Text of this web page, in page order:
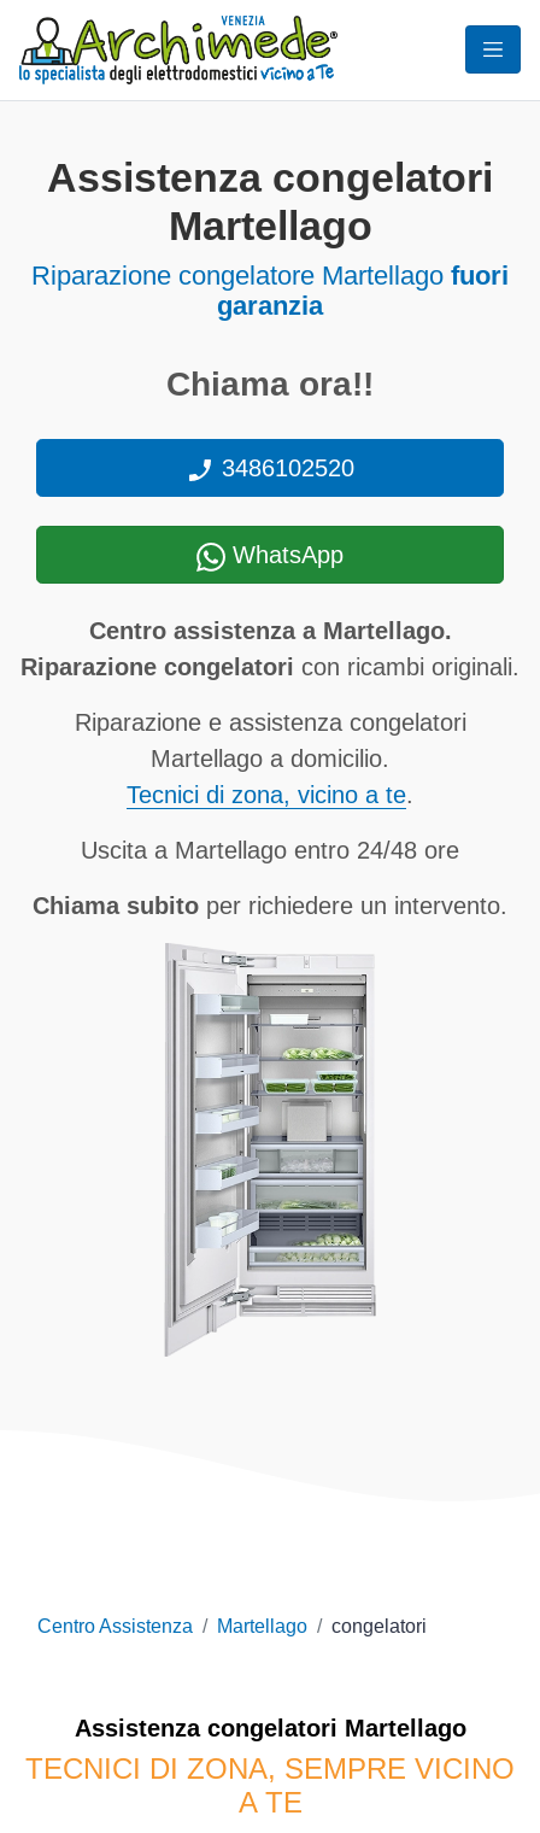
Assistenza congelatori
Martellago
Riparazione congelatore Martellago fuori
garanzia
Chiama ora!!
3486102520
WhatsApp
Centro assistenza a Martellago.
Riparazione congelatori con ricambi originali.
Riparazione e assistenza congelatori
Martellago a domicilio.
Tecnici di zona, vicino a te.
Uscita a Martellago entro 24/48 ore
Chiama subito per richiedere un intervento.
Centro Assistenza Martellago congelatori
Assistenza congelatori Martellago
TECNICI DI ZONA, SEMPRE VICINO
A TE